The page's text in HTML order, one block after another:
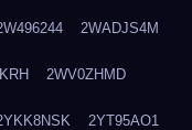
2WADJS4M
2WV0ZHMD
2YT95AO1